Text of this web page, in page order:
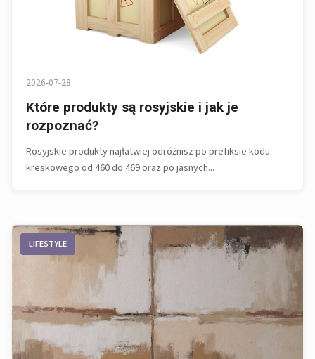
2026-07-28
Które produkty są rosyjskie i jak je
rozpoznać?
Rosyjskie produkty najłatwiej odróżnisz po prefiksie kodu
kreskowego od 460 do 469 oraz po jasnych...
LIFESTYLE